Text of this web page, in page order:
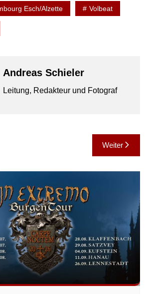
Esch/Alzette Volbeat
Andreas Schieler
Leitung, Redakteur und Fotograf
Weiter